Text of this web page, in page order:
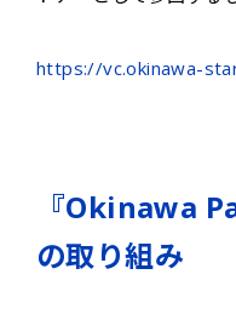
https://vc.okinawa-
『Okinawa
の取り組み